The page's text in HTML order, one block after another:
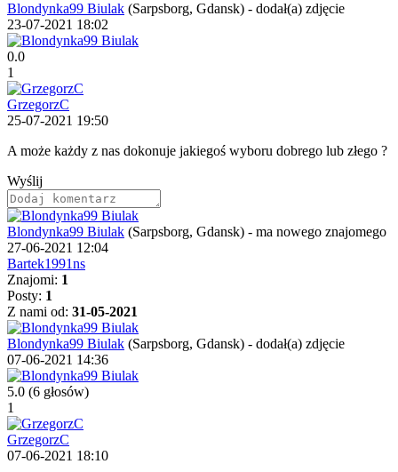
Blondynka99 Biulak (Sarpsborg, Gdansk) - dodał(a) zdjęcie
23-07-2021 18:02
0.0
1
GrzegorzC
25-07-2021 19:50
A może każdy z nas dokonuje jakiegoś wyboru dobrego lub złego ?
Wyślij
Blondynka99 Biulak (Sarpsborg, Gdansk) - ma nowego znajomego
27-06-2021 12:04
Bartek1991ns
Znajomi: 1
Posty: 1
Z nami od: 31-05-2021
Blondynka99 Biulak (Sarpsborg, Gdansk) - dodał(a) zdjęcie
07-06-2021 14:36
5.0 (6 głosów)
1
GrzegorzC
07-06-2021 18:10